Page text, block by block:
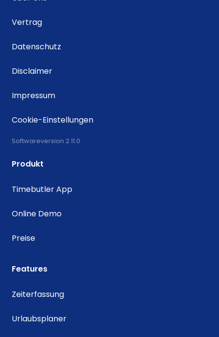
Vertrag
Datenschutz
Disclaimer
Impressum
Cookie-Einstellungen
Softwareversion 2.11.0
Produkt
Timebutler App
Online Demo
Preise
Features
Zeiterfassung
Urlaubsplaner